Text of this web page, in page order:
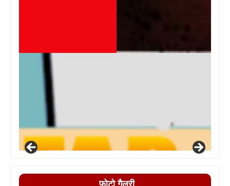
फोटो गैलरी